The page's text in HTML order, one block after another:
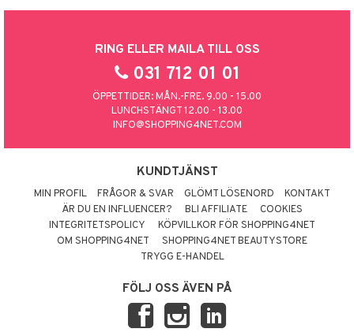
RING ELLER MAILA TILL OSS
031 712 01 01
ÖPPETTIDER: MÅN.-FRE. 9.00 - 15.00
LUNCHSTÄNGT 12.00 - 13.00
INFO@SHOPPING4NET.COM
KUNDTJÄNST
MIN PROFIL FRÅGOR & SVAR GLÖMT LÖSENORD
KONTAKT
ÄR DU EN INFLUENCER?
BLI AFFILIATE
COOKIES
INTEGRITETSPOLICY
KÖPVILLKOR FÖR SHOPPING4NET
OM SHOPPING4NET
SHOPPING4NET BEAUTYSTORE
TRYGG E-HANDEL
FÖLJ OSS ÄVEN PÅ